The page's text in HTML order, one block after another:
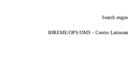
Search
BIREME/OPS/OMS - Centro